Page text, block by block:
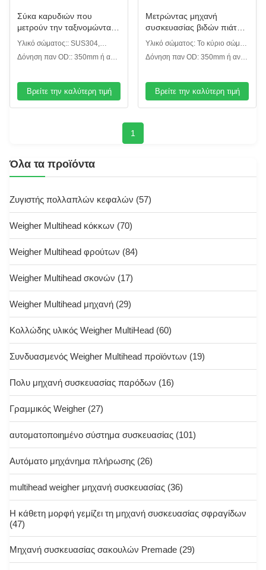
Σύκα καρυδιών που
μετρούν την ταξινομώντας
μηχανή βάρους ζωνών
δομένος μεταφορέων
Υλικό σώματος:: SUS304,
χυτοσίδηρος
Δόνηση παν OD:: 350mm ή ανά
Βρείτε την καλύτερη τιμή
Μετρώντας μηχανή
συσκευασίας βιδών πιάτων
δόνησης μικρών μορίων
Υλικό σώματος: Το κύριο σώμα
και η επιφάνεια επαφών είναι
Δόνηση παν OD: 350mm ή ανά
Βρείτε την καλύτερη τιμή
1
Όλα τα προϊόντα
Ζυγιστής πολλαπλών κεφαλών (57)
Weigher Multihead κόκκων (70)
Weigher Multihead φρούτων (84)
Weigher Multihead σκονών (17)
Weigher Multihead μηχανή (29)
Κολλώδης υλικός Weigher MultiHead (60)
Συνδυασμενός Weigher Multihead προϊόντων (19)
Πολυ μηχανή συσκευασίας παρόδων (16)
Γραμμικός Weigher (27)
αυτοματοποιημένο σύστημα συσκευασίας (101)
Αυτόματο μηχάνημα πλήρωσης (26)
multihead weigher μηχανή συσκευασίας (36)
Η κάθετη μορφή γεμίζει τη μηχανή συσκευασίας σφραγίδων
(47)
Μηχανή συσκευασίας σακουλών Premade (29)